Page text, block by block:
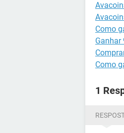
Como
Como
1